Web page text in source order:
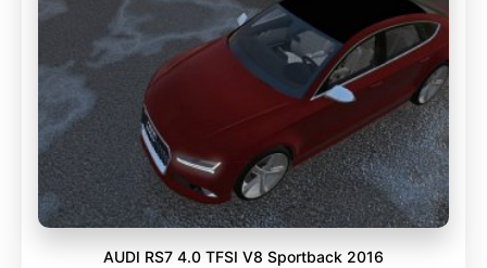
AUDI RS7 4.0 TFSI V8 Sportback 2016